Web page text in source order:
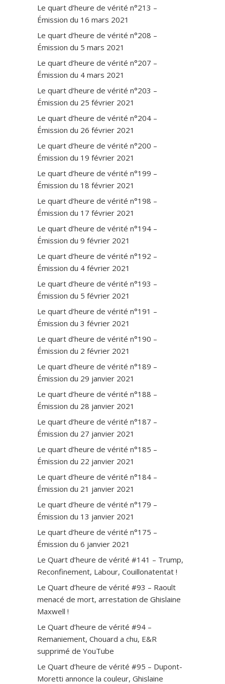
Le quart d’heure de vérité n°213 –
Émission du 16 mars 2021
Le quart d’heure de vérité n°208 –
Émission du 5 mars 2021
Le quart d’heure de vérité n°207 –
Émission du 4 mars 2021
Le quart d’heure de vérité n°203 –
Émission du 25 février 2021
Le quart d’heure de vérité n°204 –
Émission du 26 février 2021
Le quart d’heure de vérité n°200 –
Émission du 19 février 2021
Le quart d’heure de vérité n°199 –
Émission du 18 février 2021
Le quart d’heure de vérité n°198 –
Émission du 17 février 2021
Le quart d’heure de vérité n°194 –
Émission du 9 février 2021
Le quart d’heure de vérité n°192 –
Émission du 4 février 2021
Le quart d’heure de vérité n°193 –
Émission du 5 février 2021
Le quart d’heure de vérité n°191 –
Émission du 3 février 2021
Le quart d’heure de vérité n°190 –
Émission du 2 février 2021
Le quart d’heure de vérité n°189 –
Émission du 29 janvier 2021
Le quart d’heure de vérité n°188 –
Émission du 28 janvier 2021
Le quart d’heure de vérité n°187 –
Émission du 27 janvier 2021
Le quart d’heure de vérité n°185 –
Émission du 22 janvier 2021
Le quart d’heure de vérité n°184 –
Émission du 21 janvier 2021
Le quart d’heure de vérité n°179 –
Émission du 13 janvier 2021
Le quart d’heure de vérité n°175 –
Émission du 6 janvier 2021
Le Quart d’heure de vérité #141 – Trump,
Reconfinement, Labour, Couillonatentat !
Le Quart d’heure de vérité #93 – Raoult
menacé de mort, arrestation de Ghislaine
Maxwell !
Le Quart d’heure de vérité #94 –
Remaniement, Chouard a chu, E&R
supprimé de YouTube
Le Quart d’heure de vérité #95 – Dupont-
Moretti annonce la couleur, Ghislaine